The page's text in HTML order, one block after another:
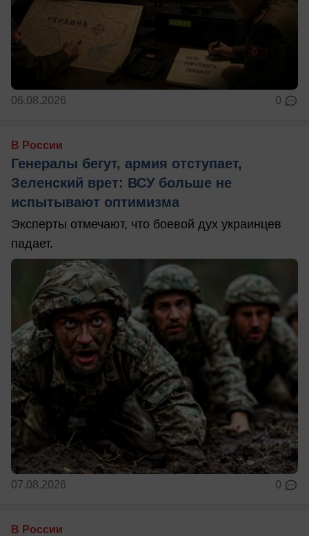
06.08.2026 0
В России
Генералы бегут, армия отступает,
Зеленский врет: ВСУ больше не
испытывают оптимизма
Эксперты отмечают, что боевой дух украинцев
падает.
07.08.2026 0
В России